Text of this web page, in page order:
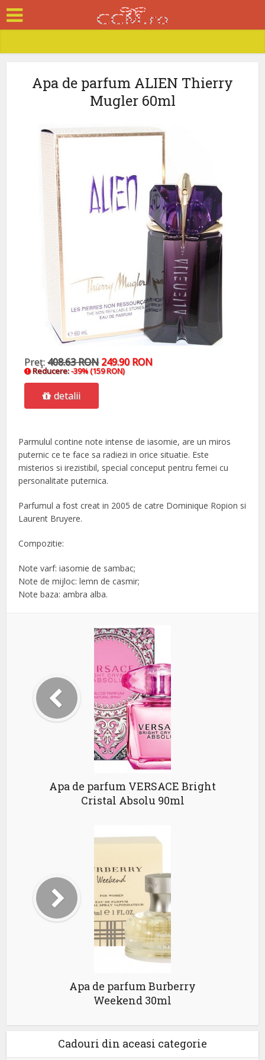
Apa de parfum ALIEN Thierry
Mugler 60ml
Preţ:408.63 RON 249.90 RON
Reducere:-39% (159 RON)
detalii
Parmulul contine note intense de iasomie, are un miros
puternic ce te face sa radiezi in orice situatie. Este
misterios si irezistibil, special conceput pentru femei cu
personalitate puternica.
Parfumul a fost creat in 2005 de catre Dominique Ropion si
Laurent Bruyere.
Compozitie:
Note varf: iasomie de sambac;
Note de mijloc: lemn de casmir;
Note baza: ambra alba.
Apa de parfum VERSACE Bright
Cristal Absolu 90ml
Apa de parfum Burberry
Weekend 30ml
Cadouri din aceasi categorie